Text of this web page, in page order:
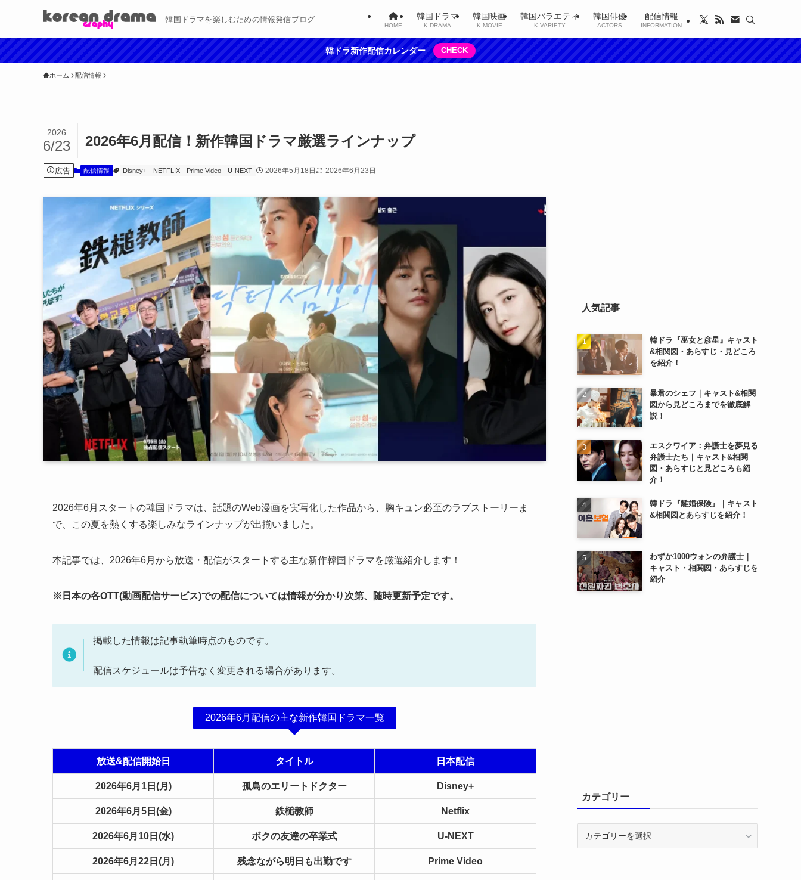
韓国ドラマを楽しむための情報発信ブログ
HOME
韓国ドラマ
K-DRAMA
韓国映画
K-MOVIE
韓国バラエティ
K-VARIETY
韓国俳優
ACTORS
配信情報
INFORMATION
韓ドラ新作配信カレンダー CHECK
ホーム 配信情報
2026年6月配信！新作韓国ドラマ厳選ラインナップ
2026
6/23
広告 配信情報 Disney+ NETFLIX Prime Video U-NEXT 2026年5月18日 2026年6月23日
2026年6月スタートの韓国ドラマは、話題のWeb漫画を実写化した作品から、胸キュン必至のラブストーリーま
で、この夏を熱くする楽しみなラインナップが出揃いました。
本記事では、2026年6月から放送・配信がスタートする主な新作韓国ドラマを厳選紹介します！
※日本の各OTT(動画配信サービス)での配信については情報が分かり次第、随時更新予定です。
掲載した情報は記事執筆時点のものです。
配信スケジュールは予告なく変更される場合があります。
2026年6月配信の主な新作韓国ドラマ一覧
放送&配信開始日 タイトル 日本配信
2026年6月1日(月) 孤島のエリートドクター Disney+
2026年6月5日(金) 鉄槌教師 Netflix
2026年6月10日(水) ボクの友達の卒業式 U-NEXT
2026年6月22日(月) 残念ながら明日も出勤です Prime Video
人気記事
韓ドラ『巫女と彦星』キャスト
&相関図・あらすじ・見どころ
を紹介！
暴君のシェフ｜キャスト&相関
図から見どころまでを徹底解
説！
エスクワイア：弁護士を夢見る
弁護士たち｜キャスト&相関
図・あらすじと見どころも紹
介！
韓ドラ『離婚保険』｜キャスト
&相関図とあらすじを紹介！
わずか1000ウォンの弁護士｜
キャスト・相関図・あらすじを
紹介
カテゴリー